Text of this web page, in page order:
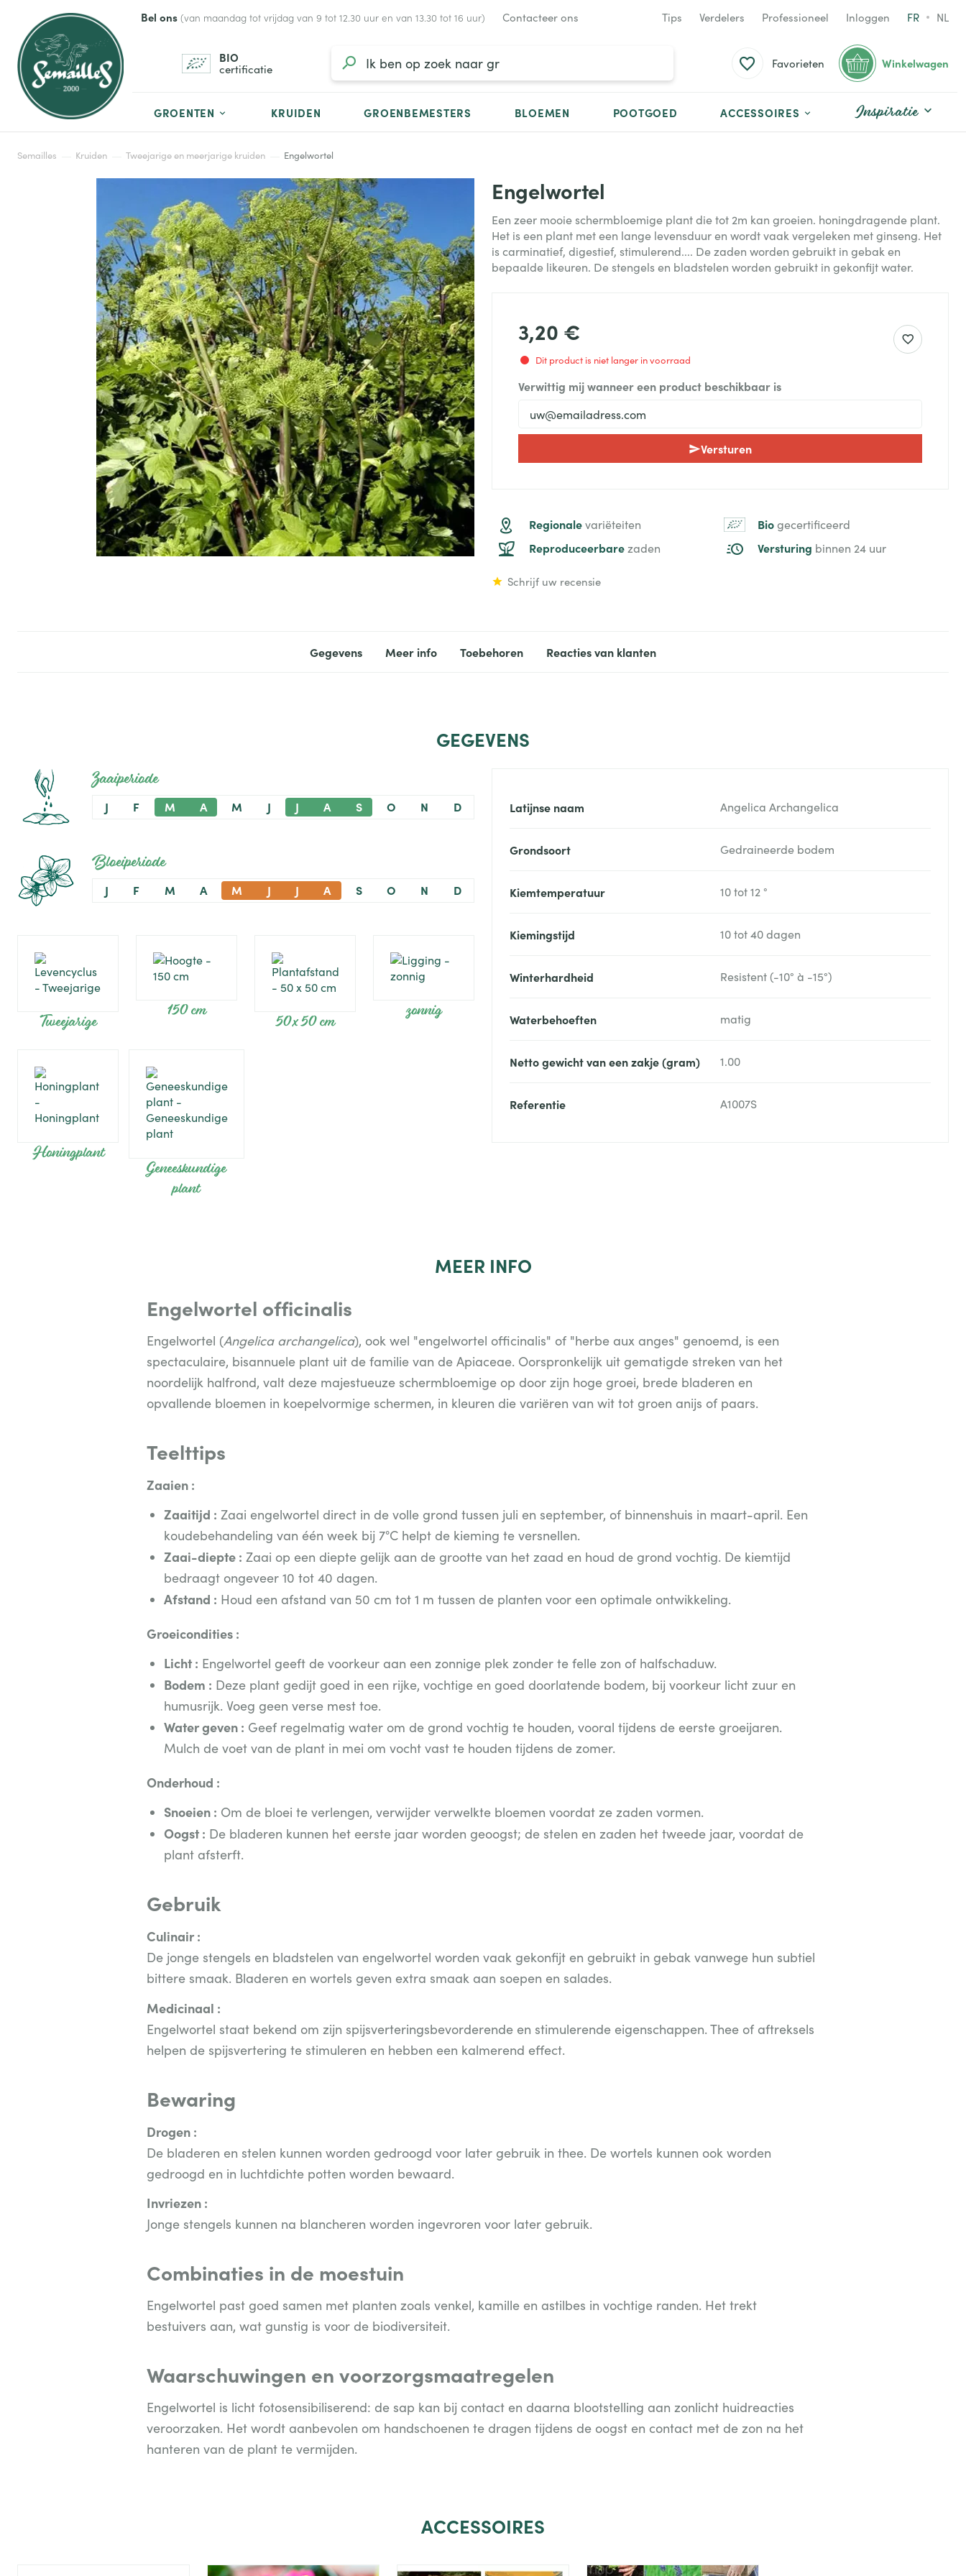
Bel ons (van maandag tot vrijdag van 9 tot 12.30 uur en van 13.30 tot 16 uur) Contacteer ons Tips Verdelers Professioneel Inloggen FR NL
BIO
certificatie Favorieten Winkelwagen
GROENTEN KRUIDEN GROENBEMESTERS BLOEMEN POOTGOED ACCESSOIRES Inspiratie
Semailles Kruiden Tweejarige en meerjarige kruiden Engelwortel
Engelwortel
Een zeer mooie schermbloemige plant die tot 2m kan groeien. honingdragende plant.
Het is een plant met een lange levensduur en wordt vaak vergeleken met ginseng. Het
is carminatief, digestief, stimulerend.... De zaden worden gebruikt in gebak en
bepaalde likeuren. De stengels en bladstelen worden gebruikt in gekonfijt water.
3,20 €
Dit product is niet langer in voorraad
Verwittig mij wanneer een product beschikbaar is
Versturen
Regionalevariëteiten Biogecertificeerd
Reproduceerbare zaden Versturing binnen 24 uur
Schrijf uw recensie
Gegevens Meer info Toebehoren Reacties van klanten
GEGEVENS
Zaaiperiode
J F M A M J J A S O N D
Bloeiperiode
J F M A M J J A S O N D
Tweejarige
150 cm
50 x 50 cm
zonnig
Honingplant
Geneeskundige
plant
Latijnse naam Angelica Archangelica
Grondsoort Gedraineerde bodem
Kiemtemperatuur 10 tot 12 °
Kiemingstijd 10 tot 40 dagen
Winterhardheid Resistent (-10° à -15°)
Waterbehoeften matig
Netto gewicht van een zakje (gram) 1.00
Referentie A1007S
MEER INFO
Engelwortel officinalis
Engelwortel (Angelica archangelica), ook wel "engelwortel officinalis" of "herbe aux anges" genoemd, is een
spectaculaire, bisannuele plant uit de familie van de Apiaceae. Oorspronkelijk uit gematigde streken van het
noordelijk halfrond, valt deze majestueuze schermbloemige op door zijn hoge groei, brede bladeren en
opvallende bloemen in koepelvormige schermen, in kleuren die variëren van wit tot groen anijs of paars.
Teelttips
Zaaien :
Zaaitijd : Zaai engelwortel direct in de volle grond tussen juli en september, of binnenshuis in maart-april. Een
koudebehandeling van één week bij 7°C helpt de kieming te versnellen.
Zaai-diepte : Zaai op een diepte gelijk aan de grootte van het zaad en houd de grond vochtig. De kiemtijd
bedraagt ongeveer 10 tot 40 dagen.
Afstand : Houd een afstand van 50 cm tot 1 m tussen de planten voor een optimale ontwikkeling.
Groeicondities :
Licht : Engelwortel geeft de voorkeur aan een zonnige plek zonder te felle zon of halfschaduw.
Bodem : Deze plant gedijt goed in een rijke, vochtige en goed doorlatende bodem, bij voorkeur licht zuur en
humusrijk. Voeg geen verse mest toe.
Water geven : Geef regelmatig water om de grond vochtig te houden, vooral tijdens de eerste groeijaren.
Mulch de voet van de plant in mei om vocht vast te houden tijdens de zomer.
Onderhoud :
Snoeien : Om de bloei te verlengen, verwijder verwelkte bloemen voordat ze zaden vormen.
Oogst : De bladeren kunnen het eerste jaar worden geoogst; de stelen en zaden het tweede jaar, voordat de
plant afsterft.
Gebruik
Culinair :
De jonge stengels en bladstelen van engelwortel worden vaak gekonfijt en gebruikt in gebak vanwege hun subtiel
bittere smaak. Bladeren en wortels geven extra smaak aan soepen en salades.
Medicinaal :
Engelwortel staat bekend om zijn spijsverteringsbevorderende en stimulerende eigenschappen. Thee of aftreksels
helpen de spijsvertering te stimuleren en hebben een kalmerend effect.
Bewaring
Drogen :
De bladeren en stelen kunnen worden gedroogd voor later gebruik in thee. De wortels kunnen ook worden
gedroogd en in luchtdichte potten worden bewaard.
Invriezen :
Jonge stengels kunnen na blancheren worden ingevroren voor later gebruik.
Combinaties in de moestuin
Engelwortel past goed samen met planten zoals venkel, kamille en astilbes in vochtige randen. Het trekt
bestuivers aan, wat gunstig is voor de biodiversiteit.
Waarschuwingen en voorzorgsmaatregelen
Engelwortel is licht fotosensibiliserend: de sap kan bij contact en daarna blootstelling aan zonlicht huidreacties
veroorzaken. Het wordt aanbevolen om handschoenen te dragen tijdens de oogst en contact met de zon na het
hanteren van de plant te vermijden.
ACCESSOIRES